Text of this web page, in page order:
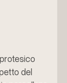
del